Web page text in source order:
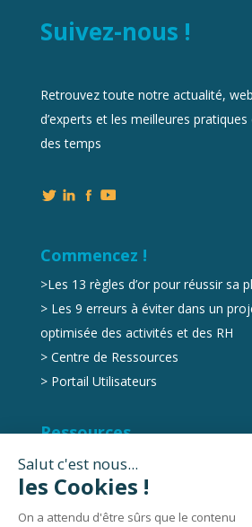
Suivez-nous !
Retrouvez toute notre actualité,
d’experts et les meilleures
des temps
Commencez !
>Les 13 règles d’or pour réussir sa
> Les 9 erreurs à éviter dans un
optimisée des activités et des RH
> Centre de Ressources
> Portail Utilisateurs
Ressources
Marketplace
Videos
Livres Blancs